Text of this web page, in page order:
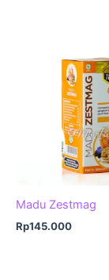
Madu Zestmag
Rp145.000